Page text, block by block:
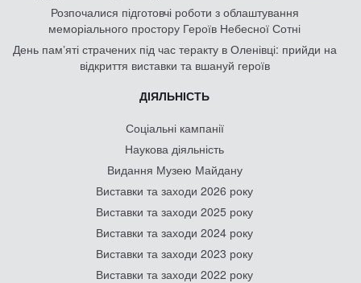
Розпочалися підготовчі роботи з облаштування
меморіального простору Героїв Небесної Сотні
День памʼяті страчених під час теракту в Оленівці: прийди на
відкриття виставки та вшануй героїв
ДІЯЛЬНІСТЬ
Соціальні кампанії
Наукова діяльність
Видання Музею Майдану
Виставки та заходи 2026 року
Виставки та заходи 2025 року
Виставки та заходи 2024 року
Виставки та заходи 2023 року
Виставки та заходи 2022 року